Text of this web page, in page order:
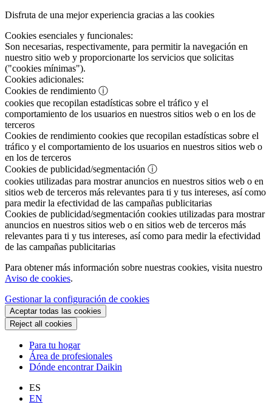
Disfruta de una mejor experiencia gracias a las cookies
Cookies esenciales y funcionales:
Son necesarias, respectivamente, para permitir la navegación en
nuestro sitio web y proporcionarte los servicios que solicitas
("cookies mínimas").
Cookies adicionales:
Cookies de rendimiento ⓘ
cookies que recopilan estadísticas sobre el tráfico y el
comportamiento de los usuarios en nuestros sitios web o en los de
terceros
Cookies de rendimiento cookies que recopilan estadísticas sobre el
tráfico y el comportamiento de los usuarios en nuestros sitios web o
en los de terceros
Cookies de publicidad/segmentación ⓘ
cookies utilizadas para mostrar anuncios en nuestros sitios web o en
sitios web de terceros más relevantes para ti y tus intereses, así como
para medir la efectividad de las campañas publicitarias
Cookies de publicidad/segmentación cookies utilizadas para mostrar
anuncios en nuestros sitios web o en sitios web de terceros más
relevantes para ti y tus intereses, así como para medir la efectividad
de las campañas publicitarias
Para obtener más información sobre nuestras cookies, visita nuestro
Aviso de cookies.
Gestionar la configuración de cookies
Aceptar todas las cookies
Reject all cookies
Para tu hogar
Área de profesionales
Dónde encontrar Daikin
ES
EN